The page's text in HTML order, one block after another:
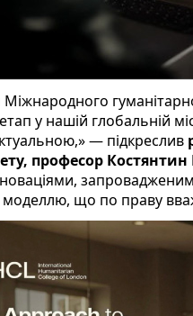
Міжнародного
у нашій глобальній
— підкреслив
професор
що по праву